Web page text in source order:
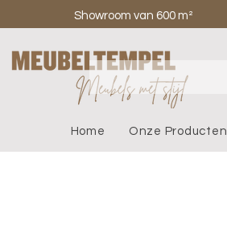
Showroom van 600 m²
Home Onze Producten